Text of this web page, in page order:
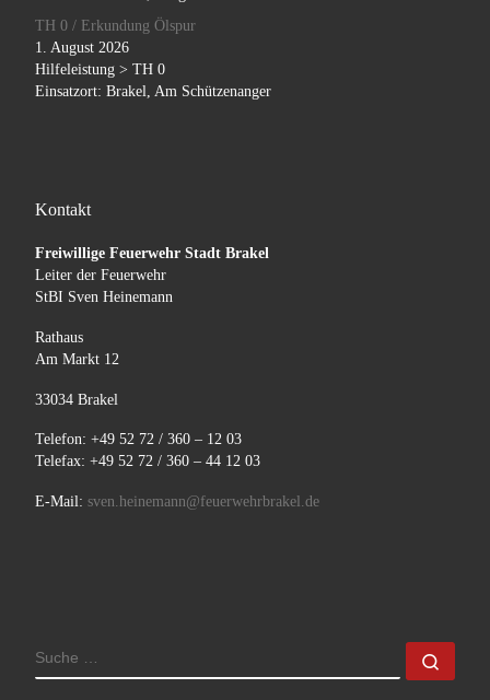
TH 0 / Erkundung Ölspur
1. August 2026
Hilfeleistung > TH 0
Einsatzort: Brakel, Am Schützenanger
Kontakt
Freiwillige Feuerwehr Stadt Brakel
Leiter der Feuerwehr
StBI Sven Heinemann
Rathaus
Am Markt 12
33034 Brakel
Telefon: +49 52 72 / 360 – 12 03
Telefax: +49 52 72 / 360 – 44 12 03
E-Mail: sven.heinemann@feuerwehrbrakel.de
SUCHE